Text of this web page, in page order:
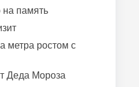
память
метра ростом с
Деда Мороза